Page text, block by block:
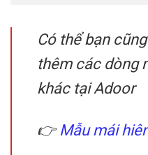
Có thể bạn
thêm các dòng
khác tại Adoor
👉 Mẫu mái